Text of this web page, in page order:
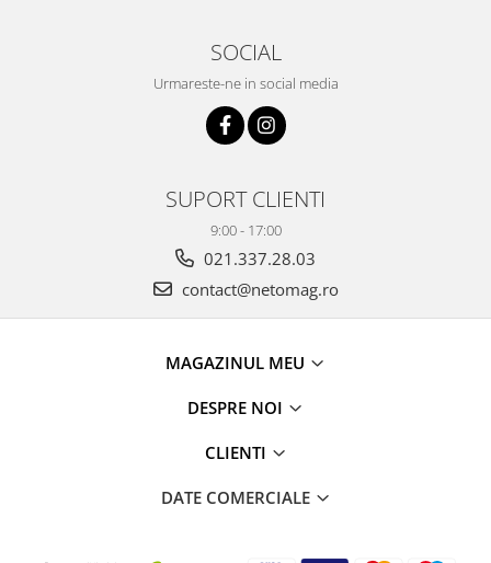
SOCIAL
Urmareste-ne in social media
SUPORT CLIENTI
9:00 - 17:00
021.337.28.03
contact@netomag.ro
MAGAZINUL MEU
DESPRE NOI
CLIENTI
DATE COMERCIALE